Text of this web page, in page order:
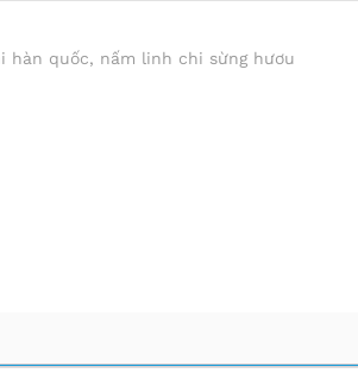
hàn quốc, nấm linh chi sừng hươu